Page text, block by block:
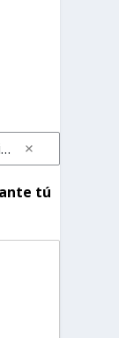
Publicidad en revista digital e impresa
tú